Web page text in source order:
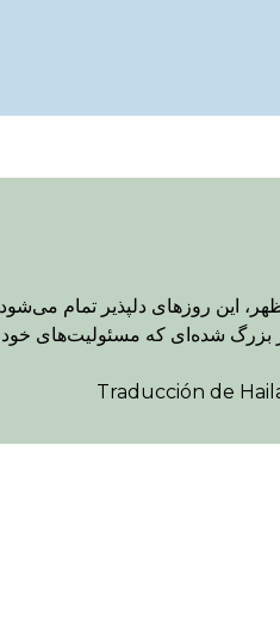
این روزهای دلپذیر تمام
بزرگ شده‌ای که مسئولیت‌های خود
Traducción de